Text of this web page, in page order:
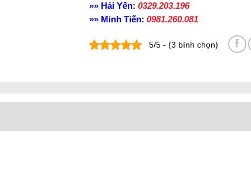
»» Hải Yến: 0329.203.196
»» Minh Tiến: 0981.260.081
5/5 - (3 bình chọn)